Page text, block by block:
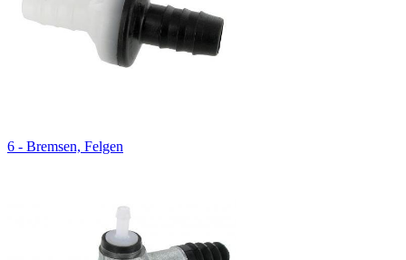
6 - Bremsen, Felgen